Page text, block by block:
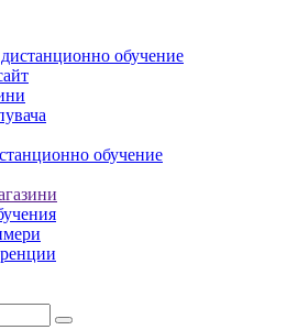
обучение
обучение